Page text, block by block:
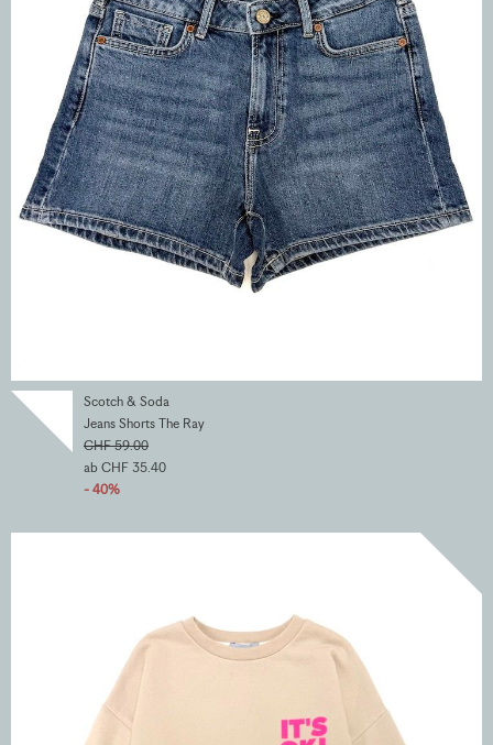
Scotch & Soda
Jeans Shorts The Ray
CHF 59.00
ab CHF 35.40
- 40%